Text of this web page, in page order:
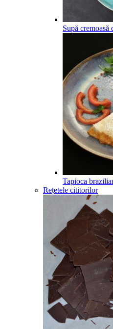
Supă cremoasă
Tapioca
Rețetele cititorilor